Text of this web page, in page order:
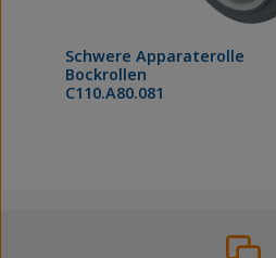
Schwere Apparaterolle
Bockrollen
C110.A80.081